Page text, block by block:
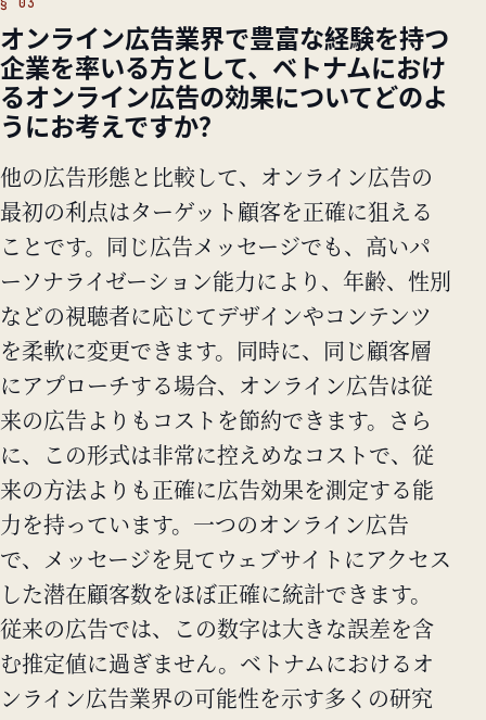
オンライン広告業界で豊富な経験を持つ
企業を率いる方として、ベトナムにおけ
るオンライン広告の効果についてどのよ
うにお考えですか？
他の広告形態と比較して、オンライン広告の
最初の利点はターゲット顧客を正確に狙える
ことです。同じ広告メッセージでも、高いパ
ーソナライゼーション能力により、年齢、性別
などの視聴者に応じてデザインやコンテンツ
を柔軟に変更できます。同時に、同じ顧客層
にアプローチする場合、オンライン広告は従
来の広告よりもコストを節約できます。さら
に、この形式は非常に控えめなコストで、従
来の方法よりも正確に広告効果を測定する能
力を持っています。一つのオンライン広告
で、メッセージを見てウェブサイトにアクセス
した潜在顧客数をほぼ正確に統計できます。
従来の広告では、この数字は大きな誤差を含
む推定値に過ぎません。ベトナムにおけるオ
ンライン広告業界の可能性を示す多くの研究